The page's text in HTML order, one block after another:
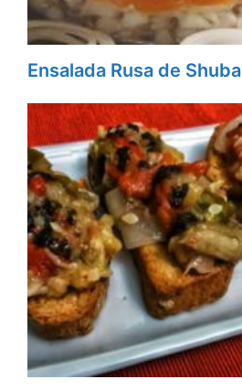
Ensalada Rusa de Shuba